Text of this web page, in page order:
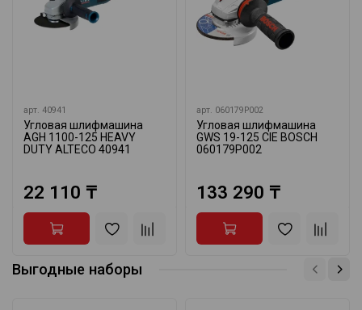
арт. 40941
Угловая шлифмашина
AGH 1100-125 HEAVY
DUTY ALTECO 40941
22 110 ₸
арт. 060179P002
Угловая шлифмашина
GWS 19-125 CIE BOSCH
060179P002
133 290 ₸
Выгодные наборы